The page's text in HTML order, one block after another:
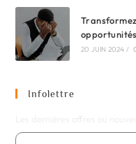
opportunités
20 JUIN 2024 /
Infolettre